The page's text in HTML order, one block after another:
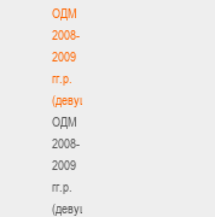
ОДМ
2008-
2009
гг.р.
(девушки)
ОДМ
2008-
2009
гг.р.
(девушки)